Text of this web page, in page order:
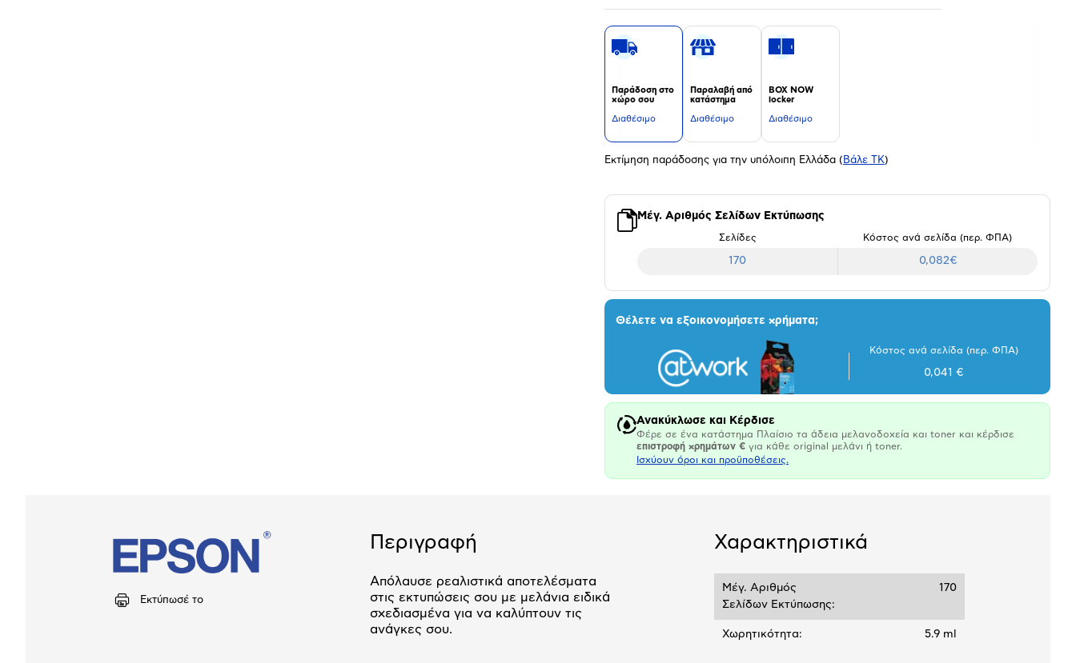
Παράδοση στο
χώρο σου
Διαθέσιμο
Παραλαβή από
κατάστημα
Διαθέσιμο
BOX NOW
locker
Διαθέσιμο
Εκτίμηση παράδοσης για την υπόλοιπη Ελλάδα ( Βάλε ΤΚ)
Μέγ. Αριθμός Σελίδων Εκτύπωσης
Σελίδες Κόστος ανά σελίδα (περ. ΦΠΑ)
170 0,082€
Θέλετε να εξοικονομήσετε χρήματα;
Κόστος ανά σελίδα (περ. ΦΠΑ)
0,041 €
Ανακύκλωσε και Κέρδισε
Φέρε σε ένα κατάστημα Πλαίσιο τα άδεια μελανοδοχεία και toner και κέρδισε
επιστροφή χρημάτων € για κάθε original μελάνι ή toner.
Ισχύουν όροι και προϋποθέσεις.
Εκτύπωσέ το
Περιγραφή
Απόλαυσε ρεαλιστικά αποτελέσματα
στις εκτυπώσεις σου με μελάνια ειδικά
σχεδιασμένα για να καλύπτουν τις
ανάγκες σου.
Χαρακτηριστικά
Μέγ. Αριθμός
Σελίδων Εκτύπωσης:
170
Χωρητικότητα: 5.9 ml